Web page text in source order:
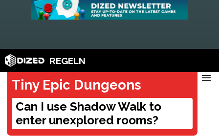
REGELN
Tiny Epic Dungeons
Can I use Shadow Walk to
enter unexplored rooms?
menu